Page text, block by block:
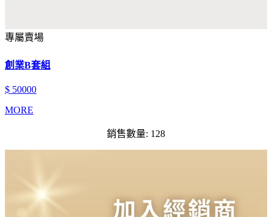
專屬賣場
創業B套組
$ 50000
MORE
銷售數量: 128